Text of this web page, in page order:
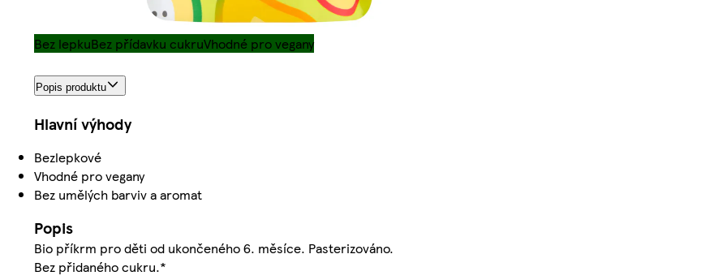
Bez lepkuBez přídavku cukruVhodné pro vegany
Popis produktu
Hlavní výhody
Bezlepkové
Vhodné pro vegany
Bez umělých barviv a aromat
Popis
Bio příkrm pro děti od ukončeného 6. měsíce. Pasterizováno.
Bez přidaného cukru.*